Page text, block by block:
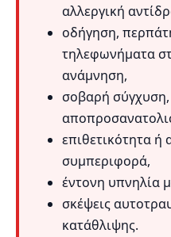
αλλεργική
οδήγηση,
τηλεφωνήματα
ανάμνηση,
σοβαρή
επιθετικότητα ή
συμπεριφορά,
έντονη υπνηλία
σκέψεις
κατάθλιψης.